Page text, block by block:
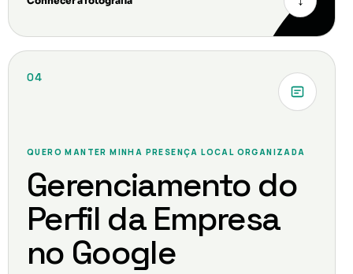
04
QUERO MANTER MINHA PRESENÇA LOCAL ORGANIZADA
Gerenciamento do
Perfil da Empresa
no Google